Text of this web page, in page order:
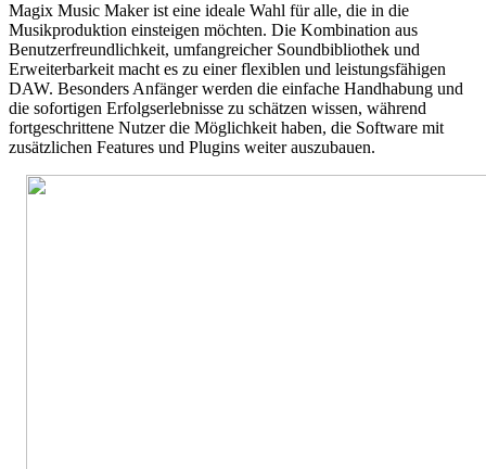
Magix Music Maker ist eine ideale Wahl für alle, die in die
Musikproduktion einsteigen möchten. Die Kombination aus
Benutzerfreundlichkeit, umfangreicher Soundbibliothek und
Erweiterbarkeit macht es zu einer flexiblen und leistungsfähigen
DAW. Besonders Anfänger werden die einfache Handhabung und
die sofortigen Erfolgserlebnisse zu schätzen wissen, während
fortgeschrittene Nutzer die Möglichkeit haben, die Software mit
zusätzlichen Features und Plugins weiter auszubauen.